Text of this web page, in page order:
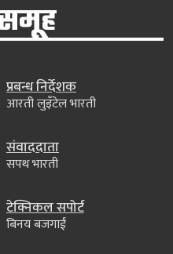
समूह
प्रबन्ध निर्देशक
आरती लुइँटेल भारती
संवाददाता
सपथ भारती
टेक्निकल सपोर्ट
बिनय बजगाईं